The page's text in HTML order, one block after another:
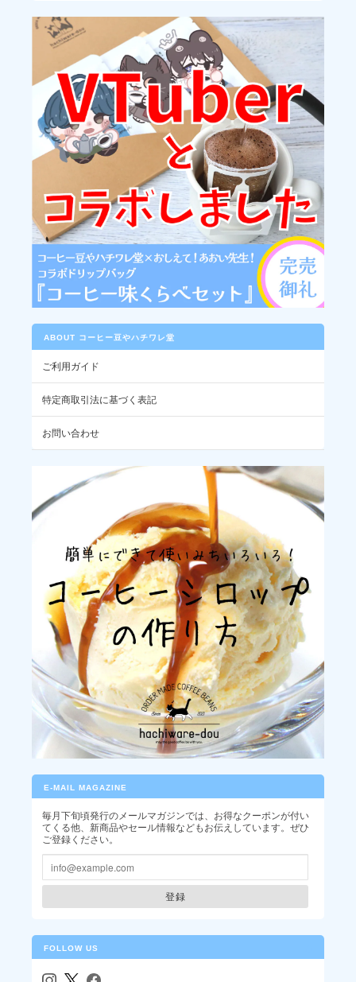
のストック、実は我が家でもやってま
す。いつでも飲める安心感はちょっと嬉
しいですよね！
コロンビア / ベジャ・ビスタ農園 チロソ ウォッシュト(100g)
2026/07/30
ついつい、手が伸びてしまう。好みの銘柄です🥰
いつものチロソ、ありがとうございまし
た！だいぶ在庫が少なくなってきました
ので、もしよろしければ取り置きなども
ご相談ください。
2026/07/30
夏雲、猛暑もこのブレンドに再会できる季節と思えば嬉しい☺️毎
今年の夏雲もお口に合ったようで安心い
たしました！まだまだ暑い日が続きます
が、無理をなさらずお過ごしください。
2026/06/26
アイスコーヒー好きの友達が遊びに来るため購入しました。 彼女
もとても気に入ってくれて『美味しい〜』とゴクゴク。 美味しく
て楽しい時間をありがとうございました♪
いつもありがとうございます。お友だち
にも気に入っていただけて嬉しいです。
ぜひまたよろしくお願いいたします。
美味しかったです〜〜！ 個人焙煎、応援してます！
ABOUT コーヒー豆やハチワレ堂
ご利用ガイド
特定商取引法に基づく表記
お問い合わせ
E-MAIL MAGAZINE
毎月下旬頃発行のメールマガジンでは、お得なクーポンが付い
てくる他、新商品やセール情報などもお伝えしています。ぜひ
ご登録ください。
登録
FOLLOW US